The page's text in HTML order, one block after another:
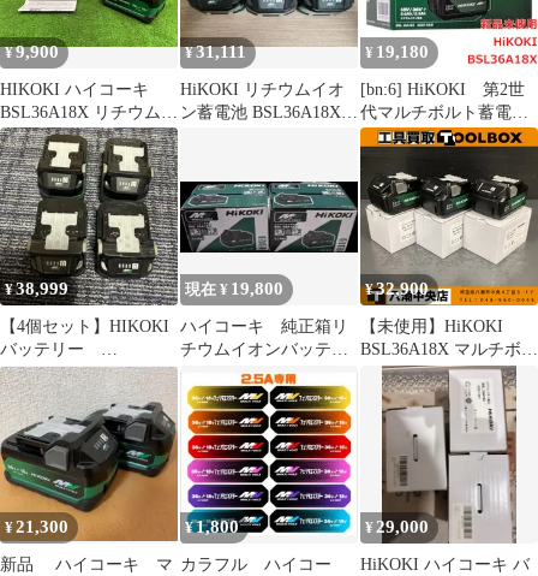
¥9,900
HIKOKI ハイコーキ
BSL36A18X リチウムイ
オン電池36V/18V バッ
テリ ※現状品(ト-244)
¥31,111
HiKOKI リチウムイオ
ン蓄電池 BSL36A18X 3
¥ 19,180
[bn:6] HiKOKI 第2世
代マルチボルト蓄電池
36V 2.5Ah/18V 5.0Ah
BSL36A18X
¥38,999
【4個セット】HIKOKI
バッテリー
BSL36A18X
現在 ¥ 19,800
ハイコーキ 純正箱リ
チウムイオンバッテリ
ー BSL36A18X 2個
セット
¥32,900
【未使用】HiKOKI
BSL36A18X マルチボル
トバッテリ 3個セット
(新デザイン) 【202】
¥21,300
新品 ハイコーキ マ
¥1,800
カラフル ハイコー
¥ 29,000
HiKOKI ハイコーキ バ